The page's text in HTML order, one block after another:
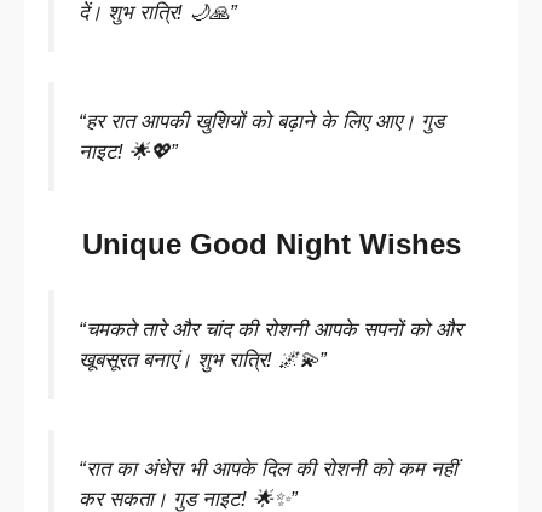
दें। शुभ रात्रि! 🌙🙏”
“हर रात आपकी खुशियों को बढ़ाने के लिए आए। गुड
नाइट! 🌟💖”
Unique Good Night Wishes
“चमकते तारे और चांद की रोशनी आपके सपनों को और
खूबसूरत बनाएं। शुभ रात्रि! 🌌💫”
“रात का अंधेरा भी आपके दिल की रोशनी को कम नहीं
कर सकता। गुड नाइट! 🌟✨”